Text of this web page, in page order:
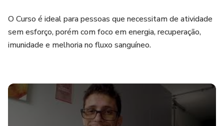
O Curso é ideal para pessoas que necessitam de atividade
sem esforço, porém com foco em energia, recuperação,
imunidade e melhoria no fluxo sanguíneo.